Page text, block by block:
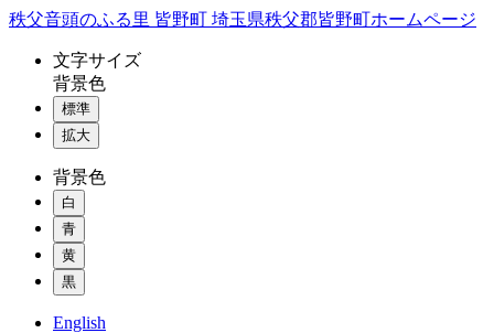
コ
秩父音頭のふる里 皆野町 埼玉県秩父郡皆野町ホームページ
文字サイズ
背景色
標準
拡大
背景色
白
青
黄
黒
English